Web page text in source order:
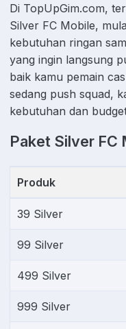
Di TopUpGim.com,
Silver FC Mobile,
kebutuhan ringan
yang ingin langsung
baik kamu pemain
sedang push squad,
kebutuhan dan
Paket Silver FC
Produk
39 Silver
99 Silver
499 Silver
999 Silver